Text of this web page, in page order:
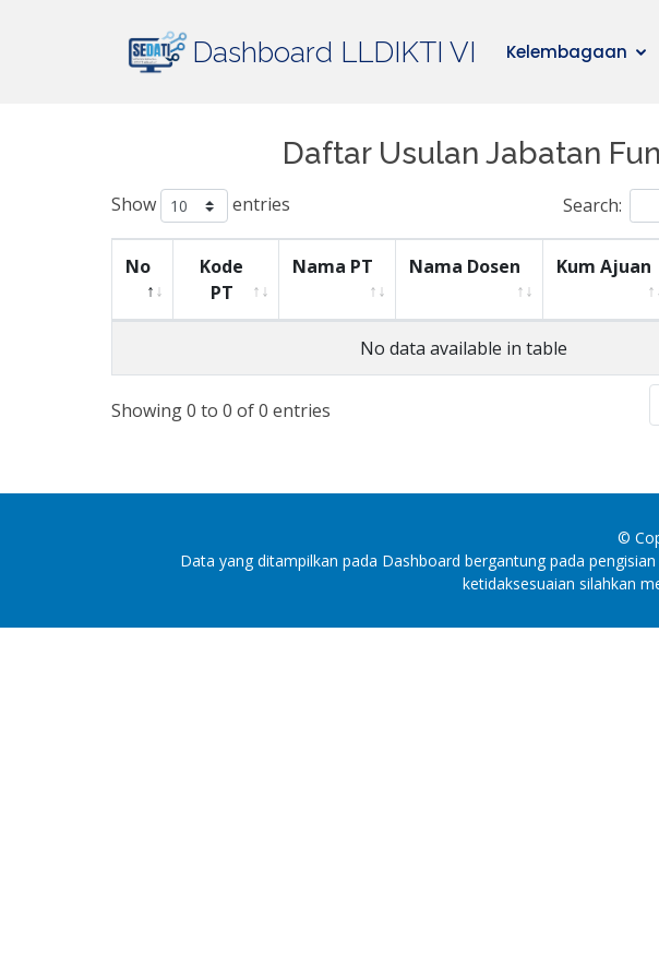
Dashboard LLDIKTI VI Kelembagaan
Daftar Usulan Jabatan
Show entries Search:
No
Kode
PT
Nama PT Nama Dosen Kum Ajuan
No data available in table
Showing 0 to 0 of 0 entries
©
Data yang ditampilkan pada Dashboard bergantung pada
ketidaksesuaian silahkan